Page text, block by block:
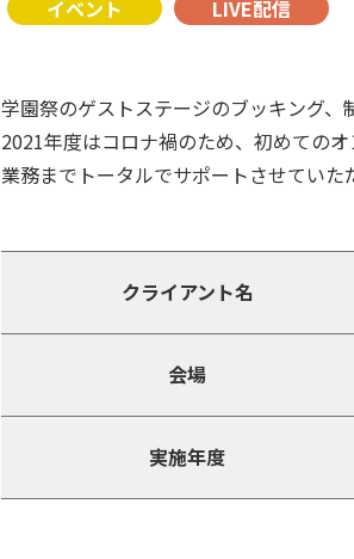
イベント LIVE配信
学園祭のゲストステージのブッキング
2021年度はコロナ禍のため、初めての
業務までトータルでサポートさせていた
クライアント名
会場
実施年度